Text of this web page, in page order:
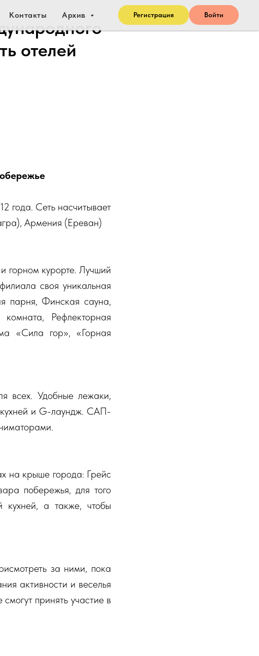
Контакты Архив Регистрация Войти
отелей
года. Сеть насчитывает
Армения (Ереван)
горном курорте. Лучший
своя уникальная
парня, Финская сауна,
Рефлекторная
«Сила гор», «Горная
всех. Удобные лежаки,
и G-лаундж. САП-
на крыше города: Грейс
побережья, для того
кухней, а также, чтобы
за ними, пока
активности и веселья
принять участие в